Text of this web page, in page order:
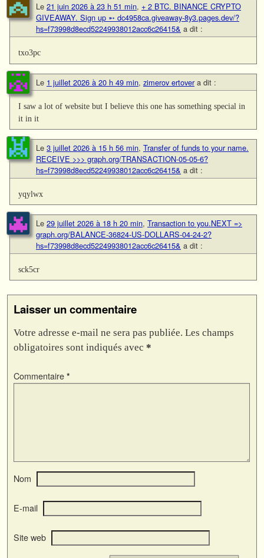
Le 21 juin 2026 à 23 h 51 min, + 2 BTC. BINANCE CRYPTO
GIVEAWAY. Sign up ➵ dc4958ca.giveaway-8y3.pages.dev/?
hs=f73998d8ecd52249938012acc6c26415& a dit :
txo3pc
Le 1 juillet 2026 à 20 h 49 min, zimerov ertover a dit :
I saw a lot of website but I believe this one has something special in
it in it
Le 3 juillet 2026 à 15 h 56 min, Transfer of funds to your name.
RECEIVE >>> graph.org/TRANSACTION-05-05-6?
hs=f73998d8ecd52249938012acc6c26415& a dit :
yqylwx
Le 29 juillet 2026 à 18 h 20 min, Transaction to you.NEXT =>
graph.org/BALANCE-36824-US-DOLLARS-04-24-2?
hs=f73998d8ecd52249938012acc6c26415& a dit :
sck5cr
Laisser un commentaire
Votre adresse e-mail ne sera pas publiée. Les champs
obligatoires sont indiqués avec *
Commentaire *
Nom
E-mail
Site web